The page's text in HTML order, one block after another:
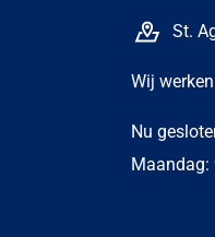
St.
Wij
Nu
Maandag: